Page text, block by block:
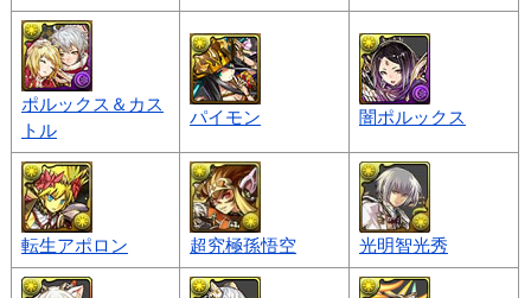
ポルックス＆カス
トル
パイモン 闇ポルックス
転生アポロン 超究極孫悟空 光明智光秀